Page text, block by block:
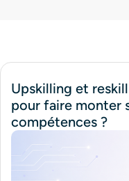
Upskilling et
pour faire monter
compétences ?